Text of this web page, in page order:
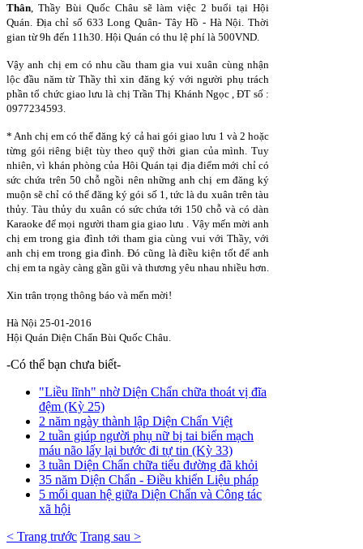
Thân, Thầy Bùi Quốc Châu sẽ làm việc 2 buổi tại Hội
Quán. Địa chỉ số 633 Long Quân- Tây Hồ - Hà Nội. Thời
gian từ 9h đến 11h30. Hội Quán có thu lệ phí là 500VND.
Vậy anh chị em có nhu cầu tham gia vui xuân cùng nhận
lộc đầu năm từ Thầy thì xin đăng ký với người phụ trách
phần tổ chức giao lưu là chị Trần Thị Khánh Ngọc , ĐT số :
0977234593.
* Anh chị em có thể đăng ký cả hai gói giao lưu 1 và 2 hoặc
từng gói riêng biệt tùy theo quỹ thời gian của mình. Tuy
nhiên, vì khán phòng của Hôi Quán tại địa điểm mới chỉ có
sức chứa trên 50 chỗ ngồi nên những anh chị em đăng ký
muộn sẽ chỉ có thể đăng ký gói số 1, tức là du xuân trên tàu
thủy. Tàu thủy du xuân có sức chứa tới 150 chỗ và có dàn
Karaoke để mọi người tham gia giao lưu . Vậy mến mời anh
chị em trong gia đình tới tham gia cùng vui với Thầy, với
anh chị em trong gia đình. Đó cũng là điều kiện tốt để anh
chị em ta ngày càng gần gũi và thương yêu nhau nhiều hơn.
Xin trân trọng thông báo và mến mời!
Hà Nội 25-01-2016
Hội Quán Diện Chẩn Bùi Quốc Châu.
-Có thể bạn chưa biết-
"Liều lĩnh" nhờ Diện Chẩn chữa thoát vị đĩa
đệm (Kỳ 25)
2 năm ngày thành lập Diện Chẩn Việt
2 tuần giúp người phụ nữ bị tai biến mạch
máu não lấy lại bước đi tự tin (Kỳ 33)
3 tuần Diện Chẩn chữa tiểu đường đã khỏi
35 năm Diện Chẩn - Điều khiển Liệu pháp
5 mối quan hệ giữa Diện Chẩn và Công tác
xã hội
< Trang trước Trang sau >